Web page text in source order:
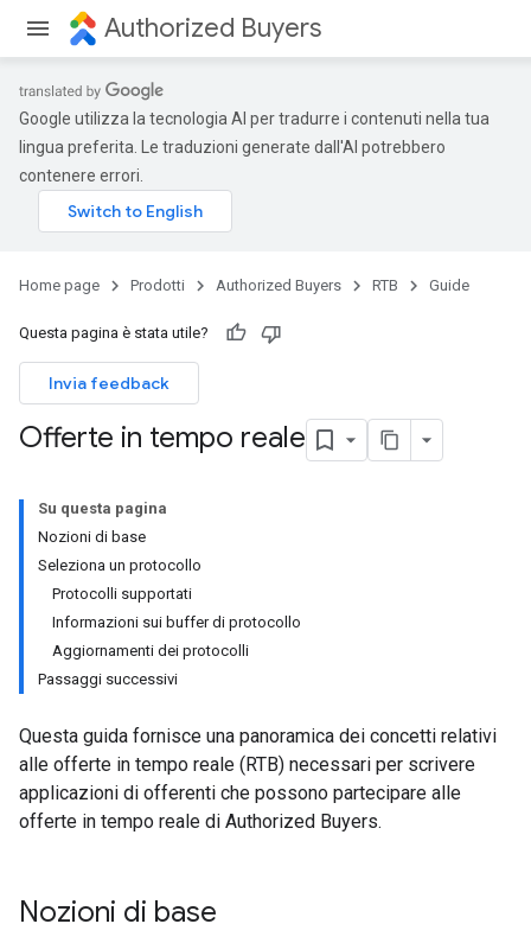
Authorized Buyers
Google utilizza la tecnologia AI per tradurre i contenuti nella tua
lingua preferita. Le traduzioni generate dall'AI potrebbero
contenere errori.
Home page Prodotti Authorized Buyers RTB Guide
Questa pagina è stata utile?
Invia feedback
Offerte in tempo reale
Su questa pagina
Nozioni di base
Seleziona un protocollo
Protocolli supportati
Informazioni sui buffer di protocollo
Aggiornamenti dei protocolli
Passaggi successivi
Questa guida fornisce una panoramica dei concetti relativi
alle offerte in tempo reale (RTB) necessari per scrivere
applicazioni di offerenti che possono partecipare alle
offerte in tempo reale di Authorized Buyers.
Nozioni di base